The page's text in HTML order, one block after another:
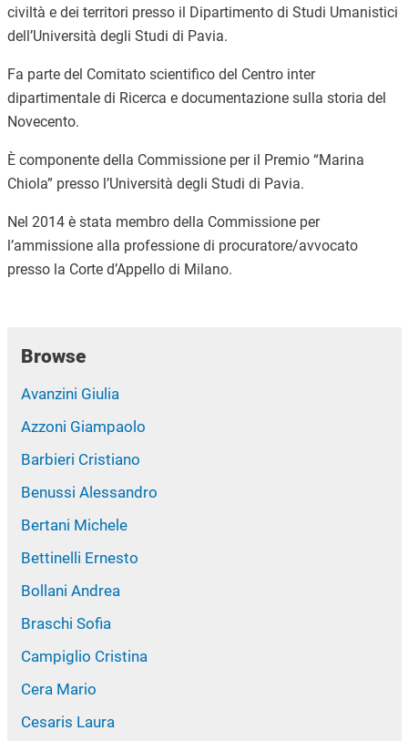
civiltà e dei territori presso il Dipartimento di Studi Umanistici
dell’Università degli Studi di Pavia.
Fa parte del Comitato scientifico del Centro inter
dipartimentale di Ricerca e documentazione sulla storia del
Novecento.
È componente della Commissione per il Premio “Marina
Chiola” presso l’Università degli Studi di Pavia.
Nel 2014 è stata membro della Commissione per
l’ammissione alla professione di procuratore/avvocato
presso la Corte d’Appello di Milano.
Browse
Avanzini Giulia
Azzoni Giampaolo
Barbieri Cristiano
Benussi Alessandro
Bertani Michele
Bettinelli Ernesto
Bollani Andrea
Braschi Sofia
Campiglio Cristina
Cera Mario
Cesaris Laura